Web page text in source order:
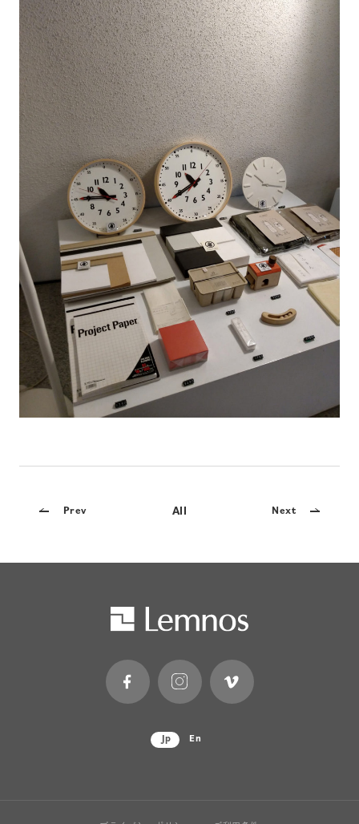
Prev All Next
Jp En